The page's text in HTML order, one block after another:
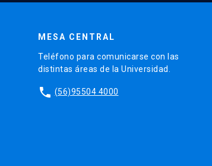
MESA CENTRAL
Teléfono para comunicarse con las
distintas áreas de la Universidad.
phone (56)95504 4000